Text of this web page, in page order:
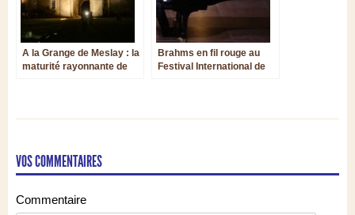
A la Grange de Meslay : la
maturité rayonnante de
Brahms en fil rouge au
Festival International de
VOS COMMENTAIRES
Commentaire